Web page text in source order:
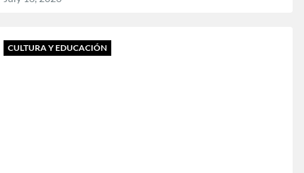
CULTURA Y EDUCACIÓN